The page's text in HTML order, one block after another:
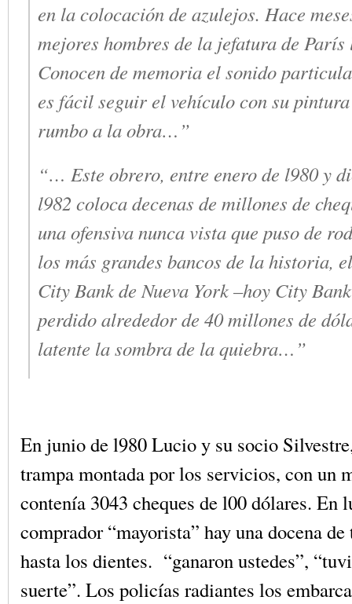
en la colocación de azulejos. Hace
mejores hombres de la jefatura de París
Conocen de memoria el sonido
es fácil seguir el vehículo con su
rumbo a la obra…”
“… Este obrero, entre enero de l980 y
l982 coloca decenas de millones de
una ofensiva nunca vista que puso de
los más grandes bancos de la historia,
City Bank de Nueva York –hoy City
perdido alrededor de 40 millones de
latente la sombra de la quiebra…”
En junio de l980 Lucio y su socio
trampa montada por los servicios, con un
contenía 3043 cheques de l00 dólares. En
comprador “mayorista” hay una docena
hasta los dientes. “ganaron ustedes”,
suerte”. Los policías radiantes los